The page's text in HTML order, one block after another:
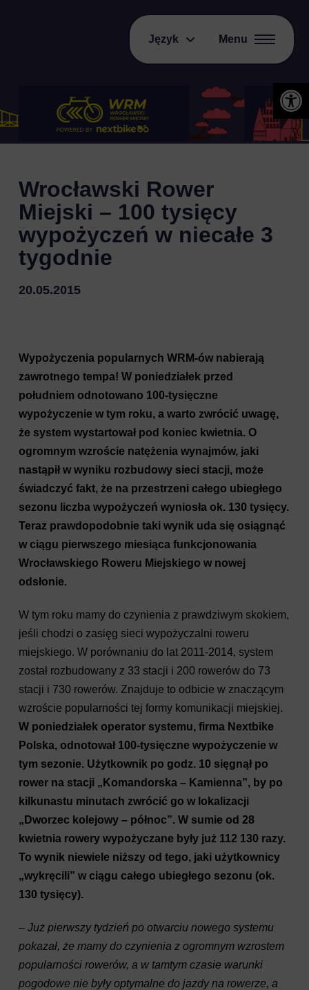
Język Menu
Wrocławski Rower
Miejski – 100 tysięcy
wypożyczeń w niecałe 3
tygodnie
20.05.2015
Wypożyczenia popularnych WRM-ów nabierają
zawrotnego tempa! W poniedziałek przed
południem odnotowano 100-tysięczne
wypożyczenie w tym roku, a warto zwrócić uwagę,
że system wystartował pod koniec kwietnia. O
ogromnym wzroście natężenia wynajmów, jaki
nastąpił w wyniku rozbudowy sieci stacji, może
świadczyć fakt, że na przestrzeni całego ubiegłego
sezonu liczba wypożyczeń wyniosła ok. 130 tysięcy.
Teraz prawdopodobnie taki wynik uda się osiągnąć
w ciągu pierwszego miesiąca funkcjonowania
Wrocławskiego Roweru Miejskiego w nowej
odsłonie.
W tym roku mamy do czynienia z prawdziwym skokiem,
jeśli chodzi o zasięg sieci wypożyczalni roweru
miejskiego. W porównaniu do lat 2011-2014, system
został rozbudowany z 33 stacji i 200 rowerów do 73
stacji i 730 rowerów. Znajduje to odbicie w znaczącym
wzroście popularności tej formy komunikacji miejskiej.
W poniedziałek operator systemu, firma Nextbike
Polska, odnotował 100-tysięczne wypożyczenie w
tym sezonie. Użytkownik po godz. 10 sięgnął po
rower na stacji „Komandorska – Kamienna”, by po
kilkunastu minutach zwrócić go w lokalizacji
„Dworzec kolejowy – północ”. W sumie od 28
kwietnia rowery wypożyczane były już 112 130 razy.
To wynik niewiele niższy od tego, jaki użytkownicy
„wykręcili” w ciągu całego ubiegłego sezonu (ok.
130 tysięcy).
– Już pierwszy tydzień po otwarciu nowego systemu
pokazał, że mamy do czynienia z ogromnym wzrostem
popularności rowerów, a w tamtym czasie warunki
pogodowe nie były optymalne do jazdy na rowerze, a